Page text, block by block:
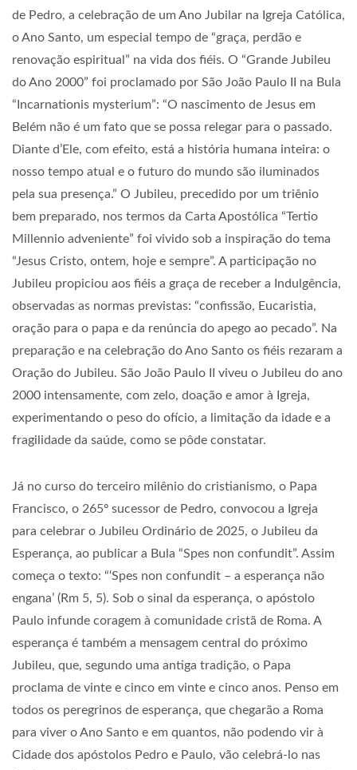
de Pedro, a celebração de um Ano Jubilar na Igreja Católica,
o Ano Santo, um especial tempo de “graça, perdão e
renovação espiritual” na vida dos fiéis. O “Grande Jubileu
do Ano 2000” foi proclamado por São João Paulo II na Bula
“Incarnationis mysterium”: “O nascimento de Jesus em
Belém não é um fato que se possa relegar para o passado.
Diante d’Ele, com efeito, está a história humana inteira: o
nosso tempo atual e o futuro do mundo são iluminados
pela sua presença.” O Jubileu, precedido por um triênio
bem preparado, nos termos da Carta Apostólica “Tertio
Millennio adveniente” foi vivido sob a inspiração do tema
“Jesus Cristo, ontem, hoje e sempre”. A participação no
Jubileu propiciou aos fiéis a graça de receber a Indulgência,
observadas as normas previstas: “confissão, Eucaristia,
oração para o papa e da renúncia do apego ao pecado”. Na
preparação e na celebração do Ano Santo os fiéis rezaram a
Oração do Jubileu. São João Paulo II viveu o Jubileu do ano
2000 intensamente, com zelo, doação e amor à Igreja,
experimentando o peso do ofício, a limitação da idade e a
fragilidade da saúde, como se pôde constatar.
Já no curso do terceiro milênio do cristianismo, o Papa
Francisco, o 265º sucessor de Pedro, convocou a Igreja
para celebrar o Jubileu Ordinário de 2025, o Jubileu da
Esperança, ao publicar a Bula “Spes non confundit”. Assim
começa o texto: “‘Spes non confundit – a esperança não
engana’ (Rm 5, 5). Sob o sinal da esperança, o apóstolo
Paulo infunde coragem à comunidade cristã de Roma. A
esperança é também a mensagem central do próximo
Jubileu, que, segundo uma antiga tradição, o Papa
proclama de vinte e cinco em vinte e cinco anos. Penso em
todos os peregrinos de esperança, que chegarão a Roma
para viver o Ano Santo e em quantos, não podendo vir à
Cidade dos apóstolos Pedro e Paulo, vão celebrá-lo nas